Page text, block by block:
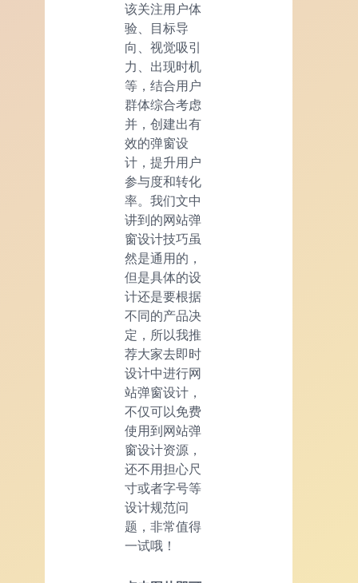
该关注用户体
验、目标导
向、视觉吸引
力、出现时机
等，结合用户
群体综合考虑
并，创建出有
效的弹窗设
计，提升用户
参与度和转化
率。我们文中
讲到的网站弹
窗设计技巧虽
然是通用的，
但是具体的设
计还是要根据
不同的产品决
定，所以我推
荐大家去即时
设计中进行网
站弹窗设计，
不仅可以免费
使用到网站弹
窗设计资源，
还不用担心尺
寸或者字号等
设计规范问
题，非常值得
一试哦！